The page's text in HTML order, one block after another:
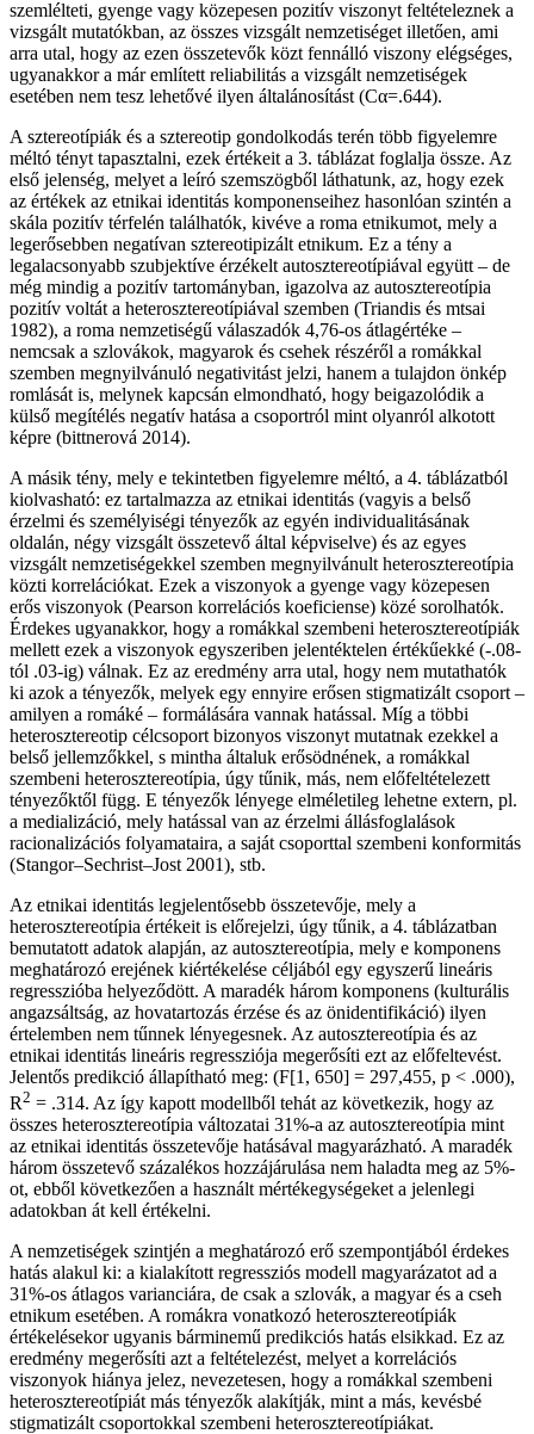
szemlélteti, gyenge vagy közepesen pozitív viszonyt feltételeznek a
vizsgált mutatókban, az összes vizsgált nemzetiséget illetően, ami
arra utal, hogy az ezen összetevők közt fennálló viszony elégséges,
ugyanakkor a már említett reliabilitás a vizsgált nemzetiségek
esetében nem tesz lehetővé ilyen általánosítást (Cα=.644).
A sztereotípiák és a sztereotip gondolkodás terén több figyelemre
méltó tényt tapasztalni, ezek értékeit a 3. táblázat foglalja össze. Az
első jelenség, melyet a leíró szemszögből láthatunk, az, hogy ezek
az értékek az etnikai identitás komponenseihez hasonlóan szintén a
skála pozitív térfelén találhatók, kivéve a roma etnikumot, mely a
legerősebben negatívan sztereotipizált etnikum. Ez a tény a
legalacsonyabb szubjektíve érzékelt autosztereotípiával együtt – de
még mindig a pozitív tartományban, igazolva az autosztereotípia
pozitív voltát a heterosztereotípiával szemben (Triandis és mtsai
1982), a roma nemzetiségű válaszadók 4,76-os átlagértéke –
nemcsak a szlovákok, magyarok és csehek részéről a romákkal
szemben megnyilvánuló negativitást jelzi, hanem a tulajdon önkép
romlását is, melynek kapcsán elmondható, hogy beigazolódik a
külső megítélés negatív hatása a csoportról mint olyanról alkotott
képre (bittnerová 2014).
A másik tény, mely e tekintetben figyelemre méltó, a 4. táblázatból
kiolvasható: ez tartalmazza az etnikai identitás (vagyis a belső
érzelmi és személyiségi tényezők az egyén individualitásának
oldalán, négy vizsgált összetevő által képviselve) és az egyes
vizsgált nemzetiségekkel szemben megnyilvánult heterosztereotípia
közti korrelációkat. Ezek a viszonyok a gyenge vagy közepesen
erős viszonyok (Pearson korrelációs koeficiense) közé sorolhatók.
Érdekes ugyanakkor, hogy a romákkal szembeni heterosztereotípiák
mellett ezek a viszonyok egyszeriben jelentéktelen értékűekké (-.08-
tól .03-ig) válnak. Ez az eredmény arra utal, hogy nem mutathatók
ki azok a tényezők, melyek egy ennyire erősen stigmatizált csoport –
amilyen a romáké – formálására vannak hatással. Míg a többi
heterosztereotip célcsoport bizonyos viszonyt mutatnak ezekkel a
belső jellemzőkkel, s mintha általuk erősödnének, a romákkal
szembeni heterosztereotípia, úgy tűnik, más, nem előfeltételezett
tényezőktől függ. E tényezők lényege elméletileg lehetne extern, pl.
a medializáció, mely hatással van az érzelmi állásfoglalások
racionalizációs folyamataira, a saját csoporttal szembeni konformitás
(Stangor–Sechrist–Jost 2001), stb.
Az etnikai identitás legjelentősebb összetevője, mely a
heterosztereotípia értékeit is előrejelzi, úgy tűnik, a 4. táblázatban
bemutatott adatok alapján, az autosztereotípia, mely e komponens
meghatározó erejének kiértékelése céljából egy egyszerű lineáris
regresszióba helyeződött. A maradék három komponens (kulturális
angazsáltság, az hovatartozás érzése és az önidentifikáció) ilyen
értelemben nem tűnnek lényegesnek. Az autosztereotípia és az
etnikai identitás lineáris regressziója megerősíti ezt az előfeltevést.
Jelentős predikció állapítható meg: (F[1, 650] = 297,455, p < .000),
R2 = .314. Az így kapott modellből tehát az következik, hogy az
összes heterosztereotípia változatai 31%-a az autosztereotípia mint
az etnikai identitás összetevője hatásával magyarázható. A maradék
három összetevő százalékos hozzájárulása nem haladta meg az 5%-
ot, ebből következően a használt mértékegységeket a jelenlegi
adatokban át kell értékelni.
A nemzetiségek szintjén a meghatározó erő szempontjából érdekes
hatás alakul ki: a kialakított regressziós modell magyarázatot ad a
31%-os átlagos varianciára, de csak a szlovák, a magyar és a cseh
etnikum esetében. A romákra vonatkozó heterosztereotípiák
értékelésekor ugyanis bárminemű predikciós hatás elsikkad. Ez az
eredmény megerősíti azt a feltételezést, melyet a korrelációs
viszonyok hiánya jelez, nevezetesen, hogy a romákkal szembeni
heterosztereotípiát más tényezők alakítják, mint a más, kevésbé
stigmatizált csoportokkal szembeni heterosztereotípiákat.